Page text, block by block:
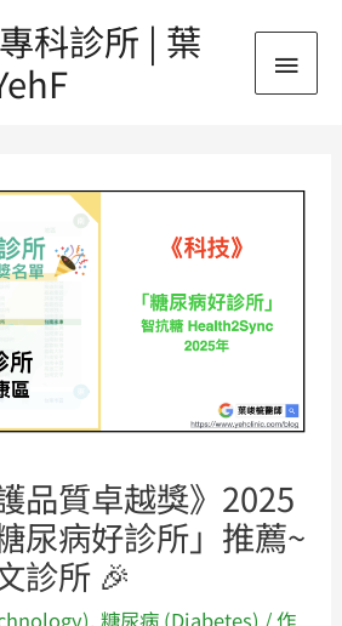
科診所 | 葉
主
要
品質卓越獎》2025
尿病好診所」推薦~
診所 🎉